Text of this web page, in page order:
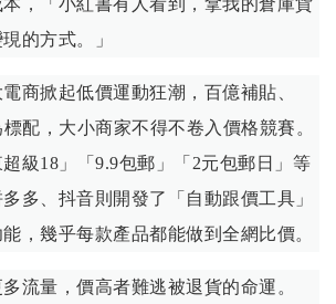
，「小紅書有人看到，拿我的倉庫貨
的方式。」
商掀起低價運動狂潮，百億補貼、
標配，大小商家不得不卷入價格競賽。
級18」「9.9包郵」「2元包郵日」等
多、抖音則開發了「自動跟價工具」
能，幾乎每款產品都能做到全網比價。
流量，價高者難逃被退貨的命運。